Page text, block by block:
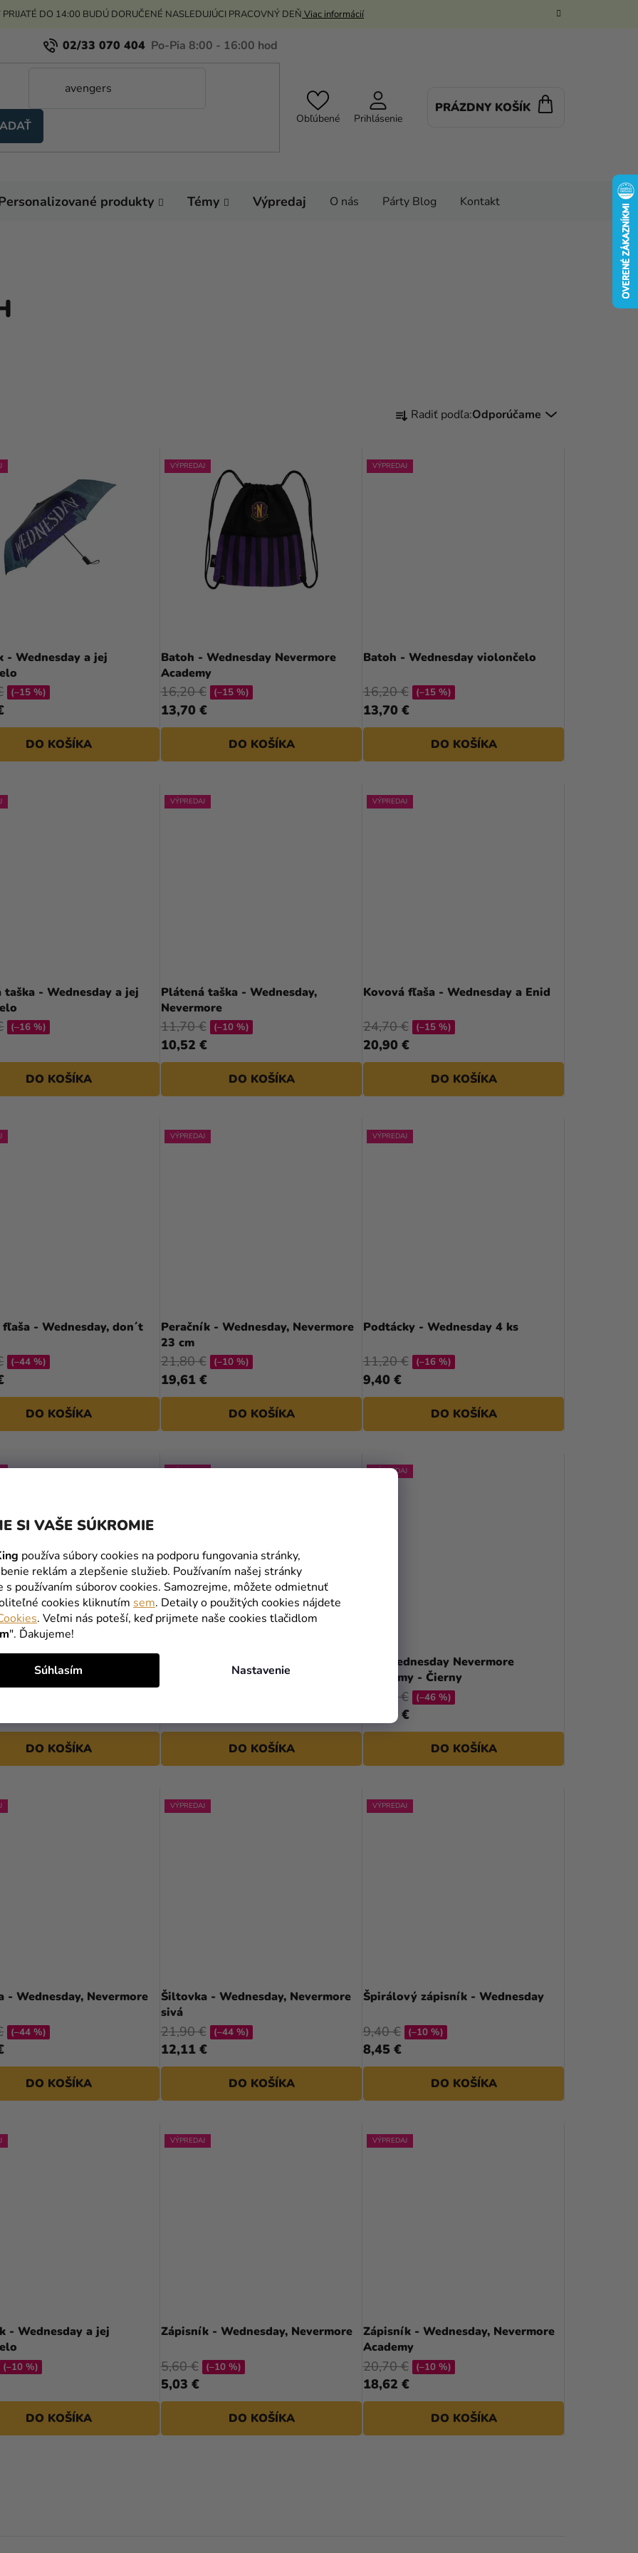
SI VAŠE SÚKROMIE
používa súbory cookies na podporu fungovania stránky,
reklám a zlepšenie služieb. Používaním našej stránky
s používaním súborov cookies. Samozrejme, môžete odmietnuť
cookies kliknutím sem. Detaily o použitých cookies nájdete
. Veľmi nás poteší, keď prijmete naše cookies tlačidlom
". Ďakujeme!
Nastavenie
Súhlasím
PRIJATÉ DO 14:00 BUDÚ DORUČENÉ NASLEDUJÚCI PRACOVNÝ DEŇ Viac informácií
02/33 070 404
Obľúbené Prihlásenie
PRÁZDNY KOŠÍK
produkty Témy Výpredaj O nás Párty Blog Kontakt
R
D
E
D
U
K
T
O
Radiť podľa:Odporúčame
- Wednesday a jej
(–15 %)
DO KOŠÍKA
VÝPREDAJ
Batoh - Wednesday Nevermore
Academy
13,70 €
16,20 € (–15 %)
DO KOŠÍKA
VÝPREDAJ
Batoh - Wednesday violončelo
13,70 €
16,20 € (–15 %)
DO KOŠÍKA
taška - Wednesday a jej
(–16 %)
DO KOŠÍKA
VÝPREDAJ
Plátená taška - Wednesday,
Nevermore
10,52 €
11,70 € (–10 %)
DO KOŠÍKA
VÝPREDAJ
Kovová fľaša - Wednesday a Enid
20,90 €
24,70 € (–15 %)
DO KOŠÍKA
- Wednesday, don´t
(–44 %)
DO KOŠÍKA
VÝPREDAJ
Peračník - Wednesday, Nevermore
23 cm
19,61 €
21,80 € (–10 %)
DO KOŠÍKA
VÝPREDAJ
Podtácky - Wednesday 4 ks
9,40 €
11,20 € (–16 %)
DO KOŠÍKA
- Wednesday
DO KOŠÍKA
VÝPREDAJ
Sada odznakov - Wednesday,
Nevermore 2 ks
DO KOŠÍKA
VÝPREDAJ
Šál Wednesday Nevermore
Academy - Čierny
16,79 €
31,09 € (–46 %)
DO KOŠÍKA
- Wednesday, Nevermore
(–44 %)
DO KOŠÍKA
VÝPREDAJ
Šiltovka - Wednesday, Nevermore
sivá
12,11 €
21,90 € (–44 %)
DO KOŠÍKA
VÝPREDAJ
Špirálový zápisník - Wednesday
8,45 €
9,40 € (–10 %)
DO KOŠÍKA
- Wednesday a jej
(–10 %)
DO KOŠÍKA
VÝPREDAJ
Zápisník - Wednesday, Nevermore
5,03 €
5,60 € (–10 %)
DO KOŠÍKA
VÝPREDAJ
Zápisník - Wednesday, Nevermore
Academy
18,62 €
20,70 € (–10 %)
DO KOŠÍKA